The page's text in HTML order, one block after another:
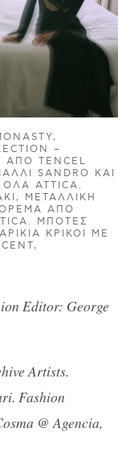
–
TENCEL
SANDRO ΚΑΙ
ATTICA.
ΜΕΤΑΛΛΙΚΉ
ΑΠΌ
ΜΠΌΤΕΣ
ΚΡΊΚΟΙ ΜΕ
Editor: George
Artists.
Fashion
@ Agencia,